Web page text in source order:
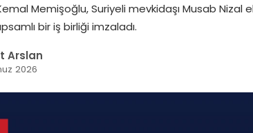
Memişoğlu, Suriyeli mevkidaşı Musab
bir iş birliği imzaladı.
Arslan
2026